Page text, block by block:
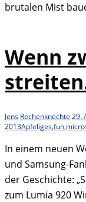
brutalen Mist
Wenn
Jens Rechenknechte 29.
2013Apfeliges,fun,
In einem neuen
und Samsung-
der Geschichte:
zum Lumia 920